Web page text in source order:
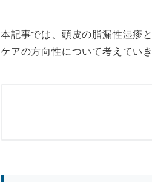
本記事では、頭皮の脂漏性湿疹
ケアの方向性について考えていき